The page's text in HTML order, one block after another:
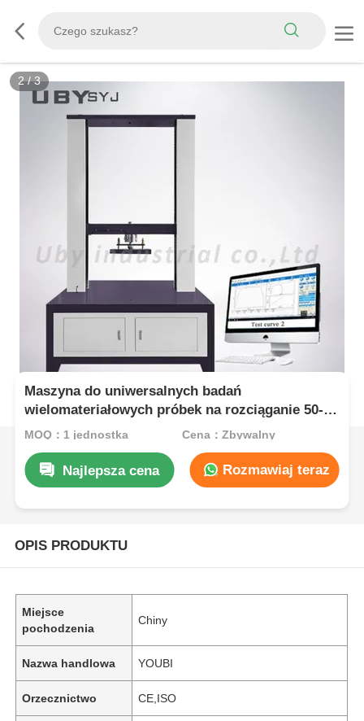
3/3
Maszyna do uniwersalnych badań
wielomateriałowych próbek na rozciąganie 50-
400 mm/min z wymienną uchwytem
MOQ：1 jednostka Cena：Zbywalny
Najlepsza cena Rozmawiaj teraz
OPIS PRODUKTU
Miejsce
pochodzenia
Chiny
Nazwa handlowa YOUBI
Orzecznictwo CE,ISO